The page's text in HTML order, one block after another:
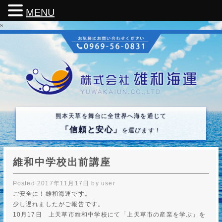
s
熊本天草を舞台に全世界へ海を通じて
「信頼と安心」 を運びます！
維和中学校出前講座
Posted2017年11月17日 by user
ご安全に！雄和海運です。
少し遅れましたがご報告です。
10月17日 上天草市維和中学校にて「上天草市の産業を学ぶ」を
MENU